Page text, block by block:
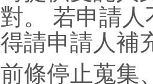
對。 若申請
得請申請人補
前條停止蒐集